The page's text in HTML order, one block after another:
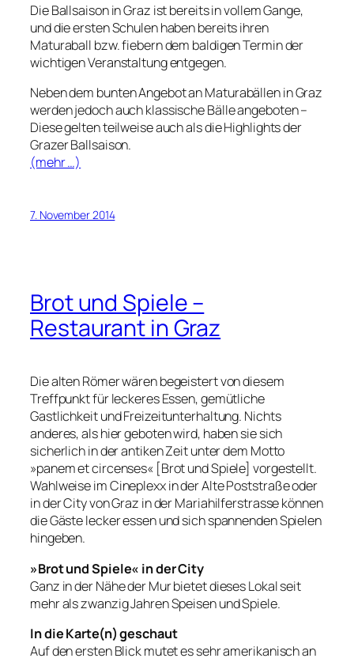
Die Ballsaison in Graz ist bereits in vollem Gange,
und die ersten Schulen haben bereits ihren
Maturaball bzw. fiebern dem baldigen Termin der
wichtigen Veranstaltung entgegen.
Neben dem bunten Angebot an Maturabällen in Graz
werden jedoch auch klassische Bälle angeboten –
Diese gelten teilweise auch als die Highlights der
Grazer Ballsaison.
(mehr …)
7. November 2014
Brot und Spiele –
Restaurant in Graz
Die alten Römer wären begeistert von diesem
Treffpunkt für leckeres Essen, gemütliche
Gastlichkeit und Freizeitunterhaltung. Nichts
anderes, als hier geboten wird, haben sie sich
sicherlich in der antiken Zeit unter dem Motto
»panem et circenses« [Brot und Spiele] vorgestellt.
Wahlweise im Cineplexx in der Alte Poststraße oder
in der City von Graz in der Mariahilferstrasse können
die Gäste lecker essen und sich spannenden Spielen
hingeben.
»Brot und Spiele« in der City
Ganz in der Nähe der Mur bietet dieses Lokal seit
mehr als zwanzig Jahren Speisen und Spiele.
In die Karte(n) geschaut
Auf den ersten Blick mutet es sehr amerikanisch an